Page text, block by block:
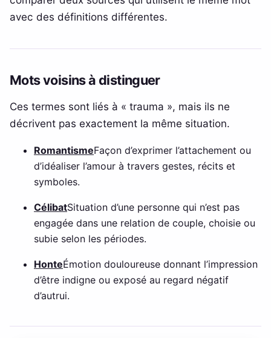
avec des définitions différentes.
Mots voisins à distinguer
Ces termes sont liés à « trauma », mais ils ne
décrivent pas exactement la même situation.
RomantismeFaçon d’exprimer l’attachement ou
d’idéaliser l’amour à travers gestes, récits et
symboles.
CélibatSituation d’une personne qui n’est pas
engagée dans une relation de couple, choisie ou
subie selon les périodes.
HonteÉmotion douloureuse donnant l’impression
d’être indigne ou exposé au regard négatif
d’autrui.